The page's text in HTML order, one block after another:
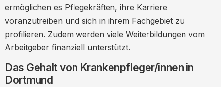
ermöglichen es Pflegekräften, ihre Karriere
voranzutreiben und sich in ihrem Fachgebiet zu
profilieren. Zudem werden viele Weiterbildungen vom
Arbeitgeber finanziell unterstützt.
Das Gehalt von Krankenpfleger/innen in
Dortmund